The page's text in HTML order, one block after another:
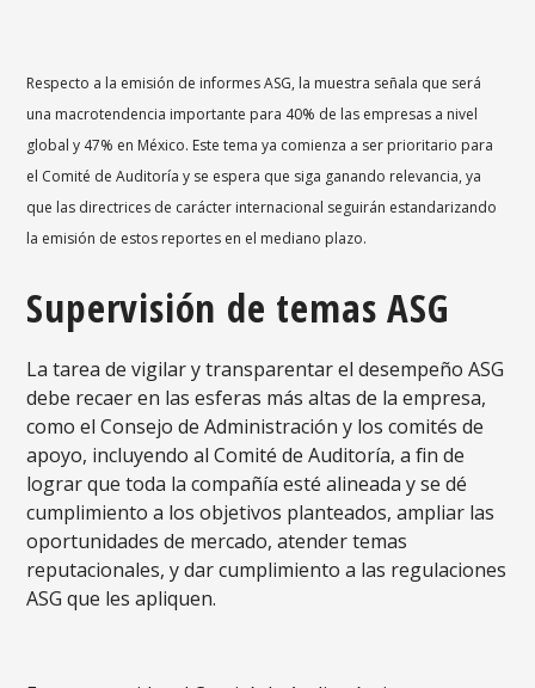
Respecto a la emisión de informes ASG, la muestra señala que será
una macrotendencia importante para 40% de las empresas a nivel
global y 47% en México. Este tema ya comienza a ser prioritario para
el Comité de Auditoría y se espera que siga ganando relevancia, ya
que las directrices de carácter internacional seguirán estandarizando
la emisión de estos reportes en el mediano plazo.
Supervisión de temas ASG
La tarea de vigilar y transparentar el desempeño ASG
debe recaer en las esferas más altas de la empresa,
como el Consejo de Administración y los comités de
apoyo, incluyendo al Comité de Auditoría, a fin de
lograr que toda la compañía esté alineada y se dé
cumplimiento a los objetivos planteados, ampliar las
oportunidades de mercado, atender temas
reputacionales, y dar cumplimiento a las regulaciones
ASG que les apliquen.